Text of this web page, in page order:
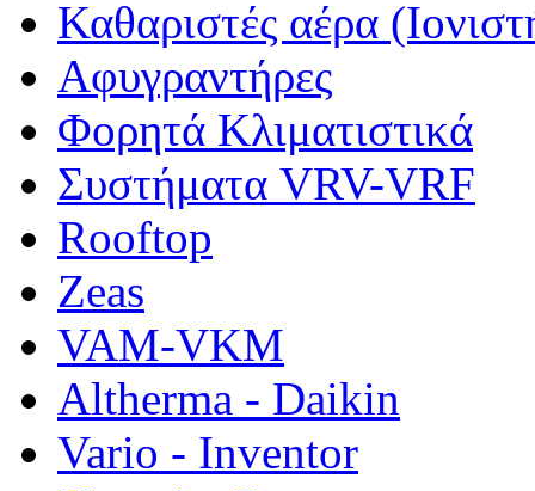
Καθαριστές αέρα
Αφυγραντήρες
Φορητά Κλιματιστικά
Συστήματα VRV-VRF
Rooftop
Zeas
VAM-VKM
Altherma - Daikin
Vario - Inventor